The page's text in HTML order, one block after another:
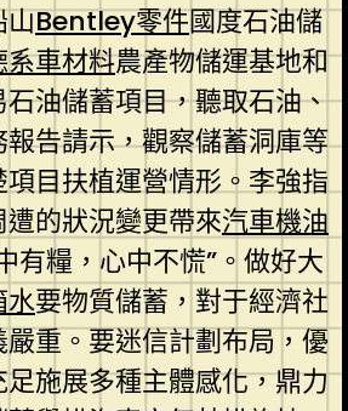
山Bentley零件國度石油儲
系車材料農產物儲運基地和
油儲蓄項目，聽取石油、
告請示，觀察儲蓄洞庫等
目扶植運營情形。李強指
的狀況變更帶來汽車機油
有糧，心中不慌”。做好大
水要物質儲蓄，對于經濟社
重。要迷信計劃布局，優
施展多種主體感化，鼎力